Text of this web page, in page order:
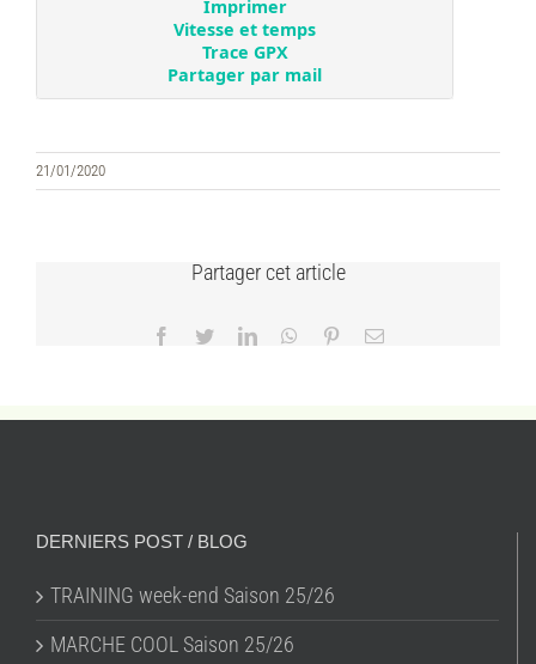
21/01/2020
Partager cet article
Facebook
TwitterLinkedInWhatsApp
PinterestEmail
DERNIERS POST / BLOG
TRAINING week-end Saison 25/26
MARCHE COOL Saison 25/26